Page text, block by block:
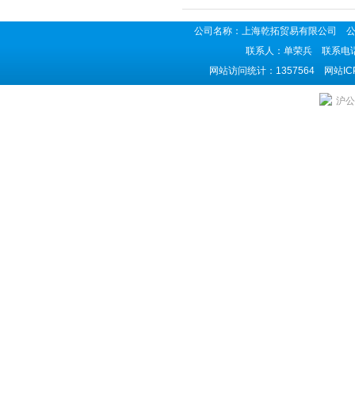
公司名称：上海乾拓贸易有限公司
联系人：单荣兵 联系电
网站访问统计：1357564 网站
沪